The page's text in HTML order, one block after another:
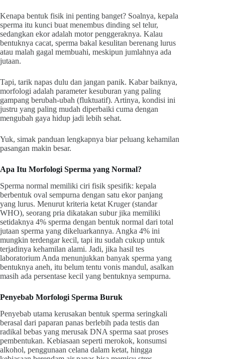
Kenapa bentuk fisik ini penting banget? Soalnya, kepala
sperma itu kunci buat menembus dinding sel telur,
sedangkan ekor adalah motor penggeraknya. Kalau
bentuknya cacat, sperma bakal kesulitan berenang lurus
atau malah gagal membuahi, meskipun jumlahnya ada
jutaan.
Tapi, tarik napas dulu dan jangan panik. Kabar baiknya,
morfologi adalah parameter kesuburan yang paling
gampang berubah-ubah (fluktuatif). Artinya, kondisi ini
justru yang paling mudah diperbaiki cuma dengan
mengubah gaya hidup jadi lebih sehat.
Yuk, simak panduan lengkapnya biar peluang kehamilan
pasangan makin besar.
Apa Itu Morfologi Sperma yang Normal?
Sperma normal memiliki ciri fisik spesifik: kepala
berbentuk oval sempurna dengan satu ekor panjang
yang lurus. Menurut kriteria ketat Kruger (standar
WHO), seorang pria dikatakan subur jika memiliki
setidaknya 4% sperma dengan bentuk normal dari total
jutaan sperma yang dikeluarkannya. Angka 4% ini
mungkin terdengar kecil, tapi itu sudah cukup untuk
terjadinya kehamilan alami. Jadi, jika hasil tes
laboratorium Anda menunjukkan banyak sperma yang
bentuknya aneh, itu belum tentu vonis mandul, asalkan
masih ada persentase kecil yang bentuknya sempurna.
Penyebab Morfologi Sperma Buruk
Penyebab utama kerusakan bentuk sperma seringkali
berasal dari paparan panas berlebih pada testis dan
radikal bebas yang merusak DNA sperma saat proses
pembentukan. Kebiasaan seperti merokok, konsumsi
alkohol, penggunaan celana dalam ketat, hingga